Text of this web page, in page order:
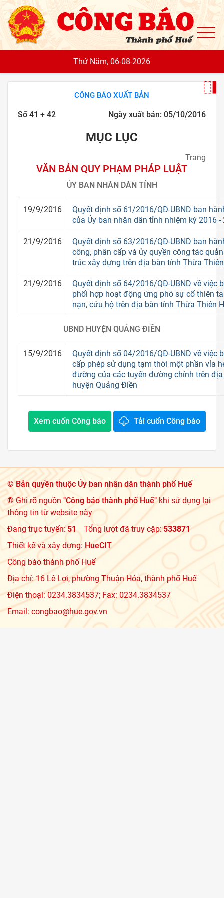
Thứ Năm, 06-08-2026
CÔNG BÁO XUẤT BẢN
Số 41 + 42 Ngày xuất bản: 05/10/2016
MỤC LỤC
Trang
VĂN BẢN QUY PHẠM PHÁP LUẬT
ỦY BAN NHÂN DÂN TỈNH
19/9/2016
Quyết định số 61/2016/QĐ-UBND ban
của Ủy ban nhân dân tỉnh nhiệm kỳ 2016 -
21/9/2016
Quyết định số 63/2016/QĐ-UBND ban
công, phân cấp và ủy quyền công tác
trúc xây dựng trên địa bàn tỉnh Thừa
21/9/2016
Quyết định số 64/2016/QĐ-UBND về việc
phối hợp hoạt động ứng phó sự cố thiên
nạn, cứu hộ trên địa bàn tỉnh Thừa Thiên
UBND HUYỆN QUẢNG ĐIỀN
15/9/2016
Quyết định số 04/2016/QĐ-UBND về việc
cấp phép sử dụng tạm thời một phần vỉa
đường của các tuyến đường chính trên
huyện Quảng Điền
Xem cuốn Công báo Tải cuốn Công báo
©Bản quyền thuộc Ủy ban nhân dân thành phố Huế
® Ghi rõ nguồn "Công báo thành phố Huế"khi sử dụng lại
thông tin từ website này
Đang trực tuyến:51 Tổng lượt đã truy cập:533871
Thiết kế và xây dựng: HueCIT
Công báo thành phố Huế
Địa chỉ: 16 Lê Lợi, phường Thuận Hóa, thành phố Huế
Điện thoại: 0234.3834537; Fax: 0234.3834537
Email: congbao@hue.gov.vn